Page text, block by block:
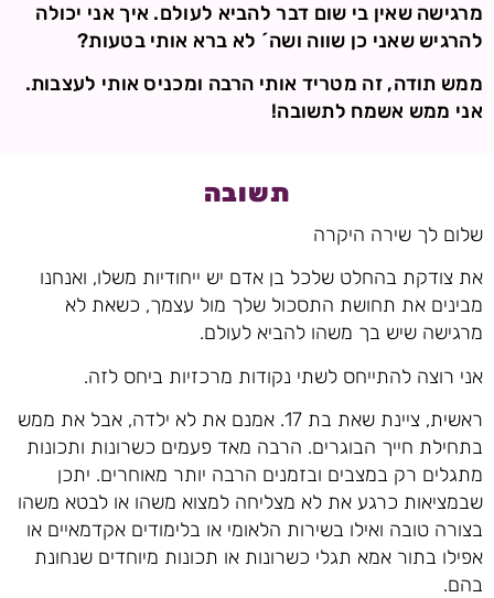
מרגישה שאין בי שום דבר להביא לעולם. איך אני יכולה
להרגיש שאני כן שווה ושה´ לא ברא אותי בטעות?
ממש תודה, זה מטריד אותי הרבה ומכניס אותי לעצבות.
אני ממש אשמח לתשובה!
תשובה
שלום לך שירה היקרה
את צודקת בהחלט שלכל בן אדם יש ייחודיות משלו, ואנחנו
מבינים את תחושת התסכול שלך מול עצמך, כשאת לא
מרגישה שיש בך משהו להביא לעולם.
אני רוצה להתייחס לשתי נקודות מרכזיות ביחס לזה.
ראשית, ציינת שאת בת 17. אמנם את לא ילדה, אבל את ממש
בתחילת חייך הבוגרים. הרבה מאד פעמים כשרונות ותכונות
מתגלים רק במצבים ובזמנים הרבה יותר מאוחרים. יתכן
שבמציאות כרגע את לא מצליחה למצוא משהו או לבטא משהו
בצורה טובה ואילו בשירות הלאומי או בלימודים אקדמאיים או
אפילו בתור אמא תגלי כשרונות או תכונות מיוחדים שנחונת
בהם.